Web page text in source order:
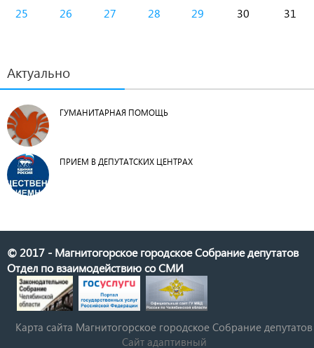
25
26 27 28 29 30 31
Актуально
ГУМАНИТАРНАЯ ПОМОЩЬ
ПРИЕМ В ДЕПУТАТСКИХ ЦЕНТРАХ
© 2017 - Магнитогорское городское Собрание депутатов
Отдел по взаимодействию со СМИ
Карта сайта Магнитогорское городское Cобрание депутатов
Сайт адаптивный